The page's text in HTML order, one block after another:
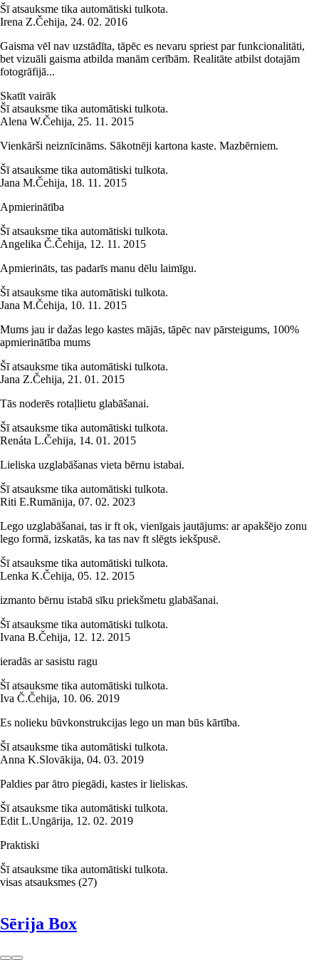
Šī atsauksme tika automātiski tulkota.
Irena Z.Čehija, 24. 02. 2016
Gaisma vēl nav uzstādīta, tāpēc es nevaru spriest par funkcionalitāti,
bet vizuāli gaisma atbilda manām cerībām. Realitāte atbilst dotajām
fotogrāfijā...
Skatīt vairāk
Šī atsauksme tika automātiski tulkota.
Alena W.Čehija, 25. 11. 2015
Vienkārši neiznīcināms. Sākotnēji kartona kaste. Mazbērniem.
Šī atsauksme tika automātiski tulkota.
Jana M.Čehija, 18. 11. 2015
Apmierinātība
Šī atsauksme tika automātiski tulkota.
Angelika Č.Čehija, 12. 11. 2015
Apmierināts, tas padarīs manu dēlu laimīgu.
Šī atsauksme tika automātiski tulkota.
Jana M.Čehija, 10. 11. 2015
Mums jau ir dažas lego kastes mājās, tāpēc nav pārsteigums, 100%
apmierinātība mums
Šī atsauksme tika automātiski tulkota.
Jana Z.Čehija, 21. 01. 2015
Tās noderēs rotaļlietu glabāšanai.
Šī atsauksme tika automātiski tulkota.
Renáta L.Čehija, 14. 01. 2015
Lieliska uzglabāšanas vieta bērnu istabai.
Šī atsauksme tika automātiski tulkota.
Riti E.Rumānija, 07. 02. 2023
Lego uzglabāšanai, tas ir ft ok, vienīgais jautājums: ar apakšējo zonu
lego formā, izskatās, ka tas nav ft slēgts iekšpusē.
Šī atsauksme tika automātiski tulkota.
Lenka K.Čehija, 05. 12. 2015
izmanto bērnu istabā sīku priekšmetu glabāšanai.
Šī atsauksme tika automātiski tulkota.
Ivana B.Čehija, 12. 12. 2015
ieradās ar sasistu ragu
Šī atsauksme tika automātiski tulkota.
Iva Č.Čehija, 10. 06. 2019
Es nolieku būvkonstrukcijas lego un man būs kārtība.
Šī atsauksme tika automātiski tulkota.
Anna K.Slovākija, 04. 03. 2019
Paldies par ātro piegādi, kastes ir lieliskas.
Šī atsauksme tika automātiski tulkota.
Edit L.Ungārija, 12. 02. 2019
Praktiski
Šī atsauksme tika automātiski tulkota.
visas atsauksmes (27)
Sērija Box